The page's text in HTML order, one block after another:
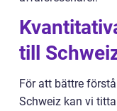
till
För att bättre
Schweiz kan vi